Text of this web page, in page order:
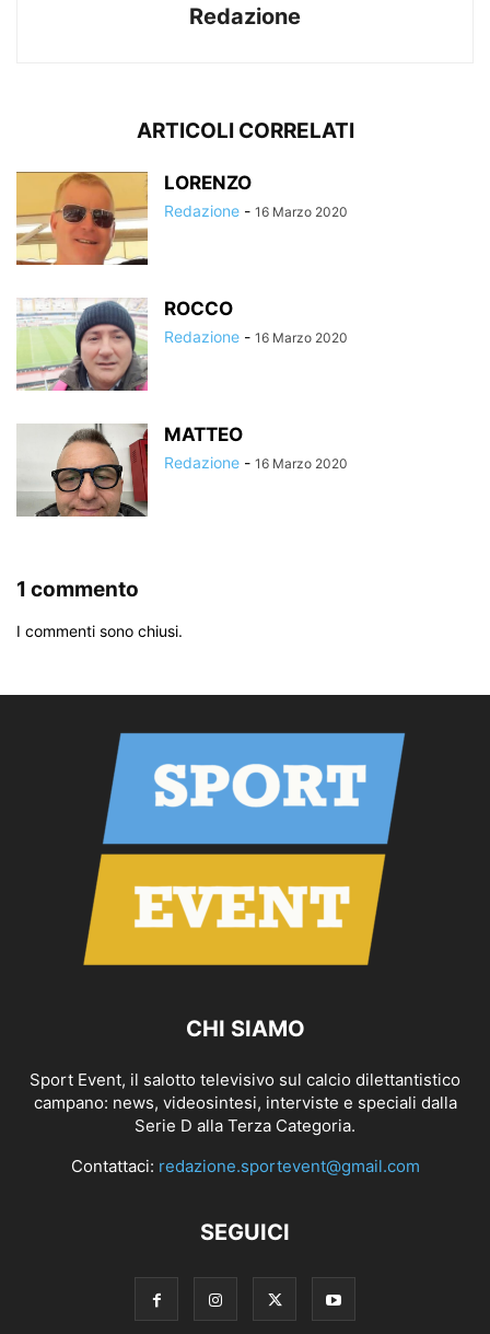
Redazione
ARTICOLI CORRELATI
LORENZO
Redazione - 16 Marzo 2020
ROCCO
Redazione - 16 Marzo 2020
MATTEO
Redazione - 16 Marzo 2020
1 commento
I commenti sono chiusi.
CHI SIAMO
Sport Event, il salotto televisivo sul calcio dilettantistico
campano: news, videosintesi, interviste e speciali dalla
Serie D alla Terza Categoria.
Contattaci: redazione.sportevent@gmail.com
SEGUICI